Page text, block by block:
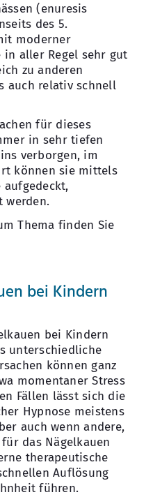
(enuresis
des 5.
moderner
aller Regel sehr gut
zu anderen
auch relativ schnell
für dieses
in sehr tiefen
verborgen, im
können sie mittels
aufgedeckt,
werden.
Thema finden Sie
bei Kindern
bei Kindern
unterschiedliche
können ganz
momentaner Stress
Fällen lässt sich die
Hypnose meistens
auch wenn andere,
das Nägelkauen
therapeutische
Auflösung
führen.